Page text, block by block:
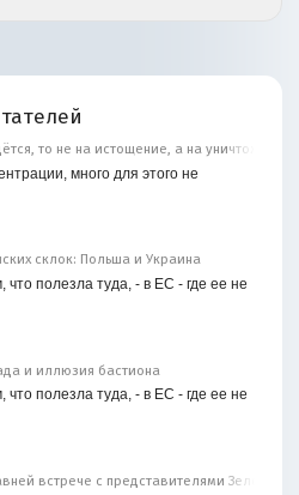
то не на истощение, а на уничтожение
много для этого не
склок: Польша и Украина
полезла туда, - в ЕС - где ее не
и иллюзия бастиона
полезла туда, - в ЕС - где ее не
встрече с представителями